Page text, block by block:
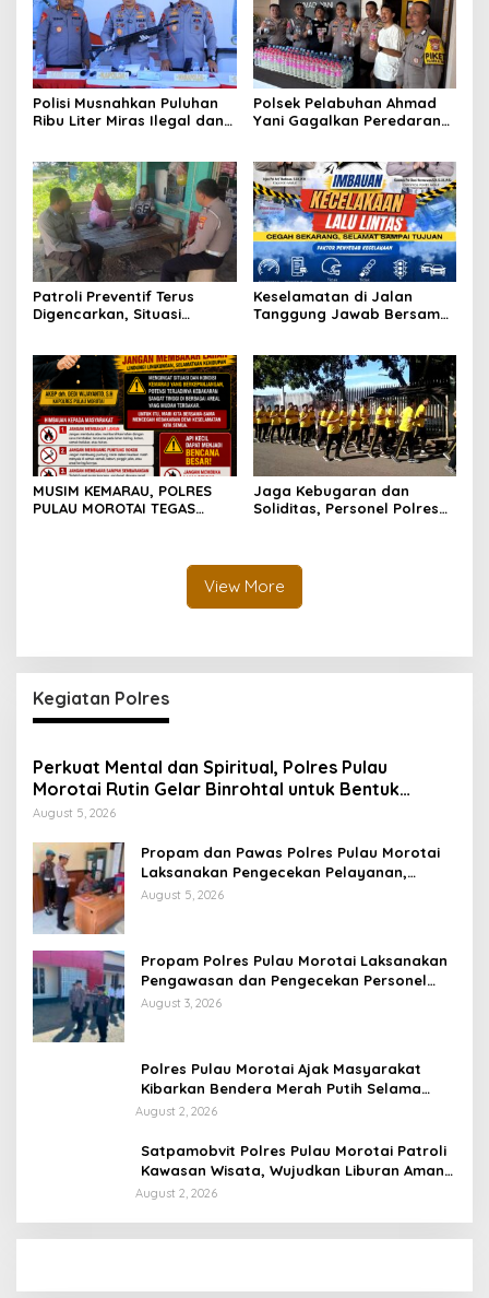
Polisi Musnahkan Puluhan
Ribu Liter Miras Ilegal dan
Lintas Negara
Polsek Pelabuhan Ahmad
Yani Gagalkan Peredaran
Kapal
Patroli Preventif Terus
Digencarkan, Situasi
Kondusif
Keselamatan di Jalan
Tanggung Jawab Bersama,
Lalu Lintas
MUSIM KEMARAU, POLRES
PULAU MOROTAI TEGAS
Jaga Kebugaran dan
Soliditas, Personel Polres
View More
Kegiatan Polres
Perkuat Mental dan Spiritual, Polres Pulau
Morotai Rutin Gelar Binrohtal untuk Bentuk
Personel Berintegritas
August 5, 2026
Propam dan Pawas Polres Pulau Morotai
Laksanakan Pengecekan Pelayanan,
Pastikan Masyarakat Mendapat
August 5, 2026
Propam Polres Pulau Morotai Laksanakan
Pengawasan dan Pengecekan Personel
Saat Apel Serah Terima Piket Fungsi
August 3, 2026
Polres Pulau Morotai Ajak Masyarakat
Kibarkan Bendera Merah Putih Selama
Bulan Kemerdekaan
August 2, 2026
Satpamobvit Polres Pulau Morotai Patroli
Kawasan Wisata, Wujudkan Liburan Aman
dan Kondusif
August 2, 2026